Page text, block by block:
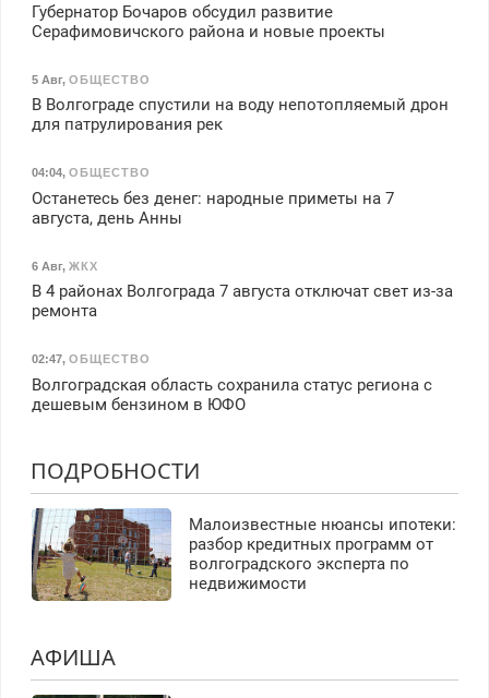
Губернатор Бочаров обсудил развитие
Серафимовичского района и новые проекты
5 Авг, ОБЩЕСТВО
В Волгограде спустили на воду непотопляемый дрон
для патрулирования рек
04:04, ОБЩЕСТВО
Останетесь без денег: народные приметы на 7
августа, день Анны
6 Авг, ЖКХ
В 4 районах Волгограда 7 августа отключат свет из-за
ремонта
02:47, ОБЩЕСТВО
Волгоградская область сохранила статус региона с
дешевым бензином в ЮФО
ПОДРОБНОСТИ
Малоизвестные нюансы ипотеки:
разбор кредитных программ от
волгоградского эксперта по
недвижимости
АФИША